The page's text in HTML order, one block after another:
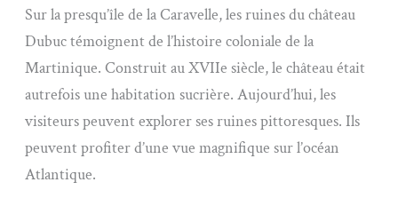
Sur la presqu’île de la Caravelle, les ruines du château
Dubuc témoignent de l’histoire coloniale de la
Martinique. Construit au XVIIe siècle, le château était
autrefois une habitation sucrière. Aujourd’hui, les
visiteurs peuvent explorer ses ruines pittoresques. Ils
peuvent profiter d’une vue magnifique sur l’océan
Atlantique.